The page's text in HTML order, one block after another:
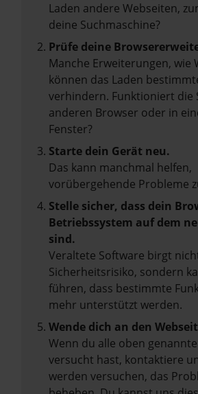
Laden andere Webseiten,
deine Suchmaschine?
Prüfe deine
Manche Erweiterungen, wie
können das Laden
verhindern. Funktioniert die
anderen Browser oder in
Fenster?
Starte dein Gerät neu.
Das kann manchmal helfen,
vorübergehende Probleme
Stelle sicher, dass dein
Betriebssystem auf dem
sind.
Veraltete Software birgt
Sicherheitsrisiko, sondern
führen, dass bestimmte
mehr unterstützt werden.
Wende dich an den
Wenn du alle oben
versucht hast, kontaktiere
werden versuchen, das